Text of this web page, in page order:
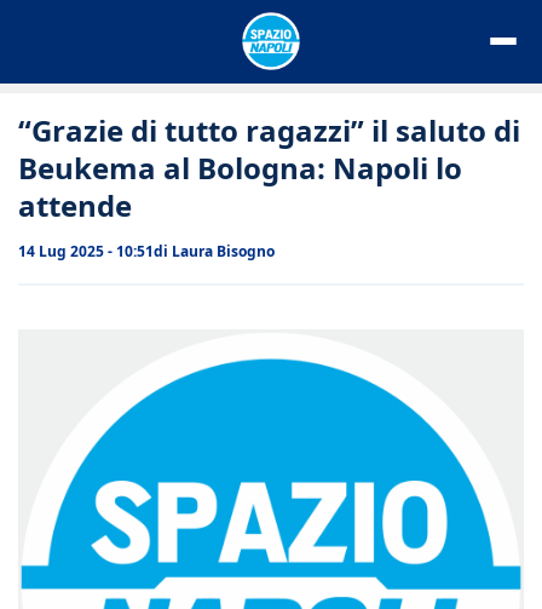
“Grazie di tutto ragazzi” il saluto di
Beukema al Bologna: Napoli lo
attende
14 Lug 2025 - 10:51di Laura Bisogno